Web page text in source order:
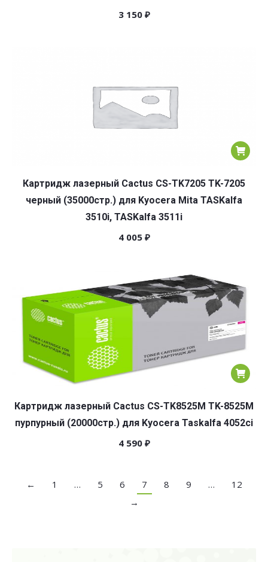
3 150 ₽
Картридж лазерный Cactus CS-TK7205 TK-7205
черный (35000стр.) для Kyocera Mita TASKalfa
3510i, TASKalfa 3511i
4 005 ₽
Картридж лазерный Cactus CS-TK8525M TK-8525M
пурпурный (20000стр.) для Kyocera Taskalfa 4052ci
4 590 ₽
← 1 … 5 6 7 8 9 …
12
→